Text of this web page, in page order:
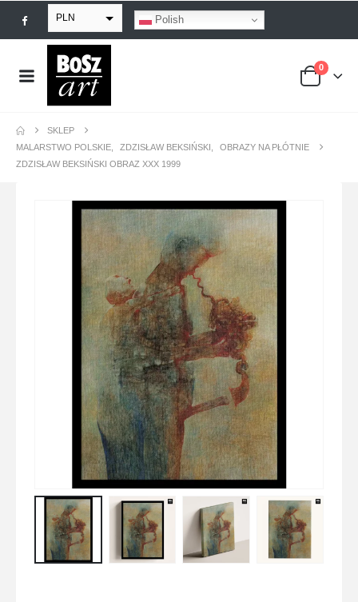
PLN
EUR
USD
Polish
0
SKLEP
MALARSTWO POLSKIE
ZDZISŁAW BEKSIŃSKI
OBRAZY NA PŁÓTNIE
ZDZISŁAW BEKSIŃSKI OBRAZ XXX 1999